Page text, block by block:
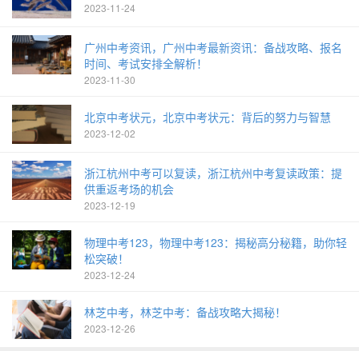
2023-11-24
广州中考资讯，广州中考最新资讯：备战攻略、报名
时间、考试安排全解析！
2023-11-30
北京中考状元，北京中考状元：背后的努力与智慧
2023-12-02
浙江杭州中考可以复读，浙江杭州中考复读政策：提
供重返考场的机会
2023-12-19
物理中考123，物理中考123：揭秘高分秘籍，助你轻
松突破！
2023-12-24
林芝中考，林芝中考：备战攻略大揭秘！
2023-12-26